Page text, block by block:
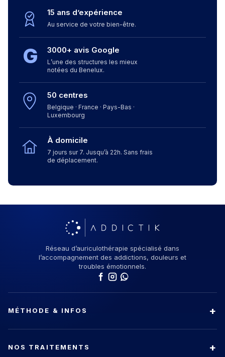
15 ans d’expérience
Au service de votre bien-être.
G 3000+ avis Google
L’une des structures les mieux
notées du Benelux.
50 centres
Belgique · France · Pays-Bas ·
Luxembourg
À domicile
7 jours sur 7. Jusqu’à 22h. Sans frais
de déplacement.
Réseau d’auriculothérapie spécialisé dans
l’accompagnement des addictions, douleurs et
troubles émotionnels.
MÉTHODE & INFOS
NOS TRAITEMENTS